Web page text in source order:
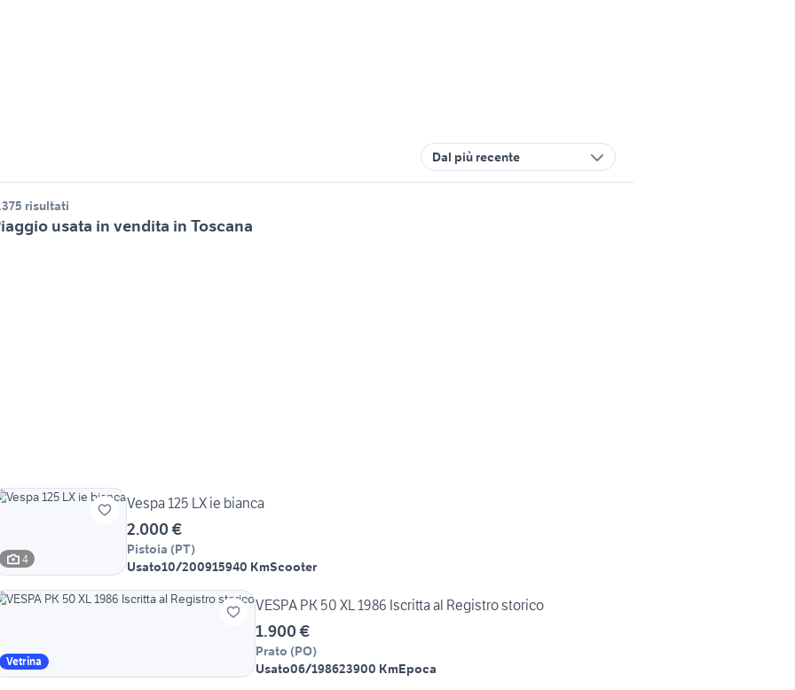
Dal più recente
risultati
usata in vendita in Toscana
4
Vespa 125 LX ie bianca
2.000 €
Pistoia (PT)
Usato10/200915940 KmScooter
Vetrina
VESPA PK 50 XL 1986 Iscritta al Registro storico
1.900 €
Prato (PO)
Usato06/198623900 KmEpoca